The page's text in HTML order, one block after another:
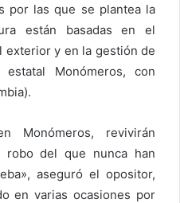
por las que se plantea la
están basadas en el
exterior y en la gestión de
Monómeros, con
Monómeros, revivirán
robo del que nunca han
aseguró el opositor,
en varias ocasiones por